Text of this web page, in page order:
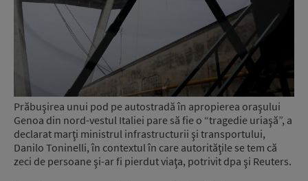
Prăbuşirea unui pod pe autostradă în apropierea oraşului
Genoa din nord-vestul Italiei pare să fie o “tragedie uriaşă”, a
declarat marţi ministrul infrastructurii şi transportului,
Danilo Toninelli, în contextul în care autorităţile se tem că
zeci de persoane şi-ar fi pierdut viaţa, potrivit dpa şi Reuters.